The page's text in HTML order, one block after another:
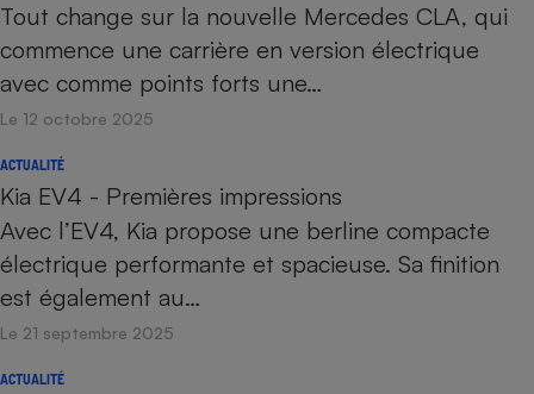
Tout change sur la nouvelle Mercedes CLA, qui
commence une carrière en version électrique
avec comme points forts une…
Le 12 octobre 2025
ACTUALITÉ
Kia EV4 - Premières impressions
Avec l’EV4, Kia propose une berline compacte
électrique performante et spacieuse. Sa finition
est également au…
Le 21 septembre 2025
ACTUALITÉ